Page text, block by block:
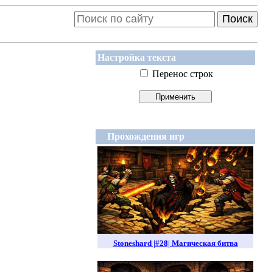
Поиск
Настройка текста
Перенос строк
Прохождения игр
Stoneshard |#28| Магическая битва